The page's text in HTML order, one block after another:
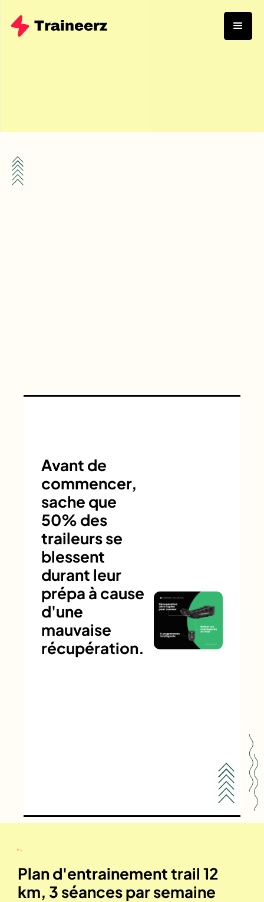
Avant de
commencer,
sache que
50% des
traileurs se
blessent
durant leur
prépa à cause
d'une
mauvaise
récupération.
Plan d'entrainement trail 12
km, 3 séances par semaine